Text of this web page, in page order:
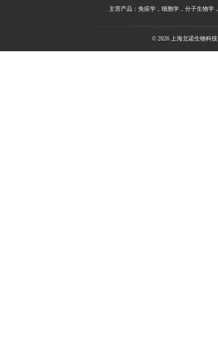
主营产品：免疫学，细胞学，分子生物学
© 2026 上海北诺生物科